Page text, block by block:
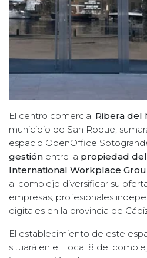
El centro comercial Ribera del
municipio de San Roque,
espacio OpenOffice
gestión entre la propiedad
International Workplace
al complejo diversificar su
empresas, profesionales
digitales en la provincia de
El establecimiento de este
situará en el Local 8 del